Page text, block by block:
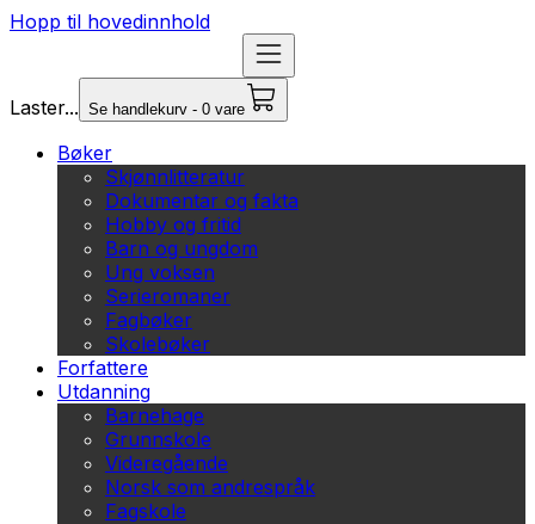
Hopp til hovedinnhold
Laster... Se handlekurv - 0 vare
Bøker
Skjønnlitteratur
Dokumentar og fakta
Hobby og fritid
Barn og ungdom
Ung voksen
Serieromaner
Fagbøker
Skolebøker
Forfattere
Utdanning
Barnehage
Grunnskole
Videregående
Norsk som andrespråk
Fagskole